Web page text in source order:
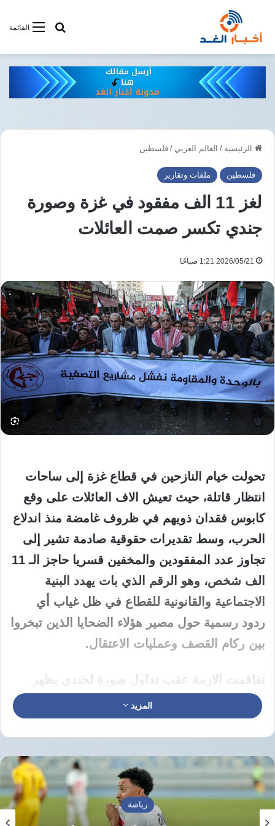
القائمةأبحت فى
الرئيسية / العالم العربي / فلسطين
فلسطين ملفات وتقارير
لغز 11 الف مفقود في غزة وصورة
جندي تكسر صمت العائلات
2026/05/21 1:21 صباحًا
تحولت خيام النازحين في قطاع غزة إلى ساحات
انتظار قاتلة، حيث تعيش الاف العائلات على وقع
كابوس فقدان ذويهم في ظروف غامضة منذ اندلاع
الحرب، وسط تقديرات حقوقية صادمة تشير إلى
تجاوز عدد المفقودين والمخفين قسريا حاجز الـ 11
الف شخص، وهو الرقم الذي بات يهدد البنية
الاجتماعية والقانونية للقطاع في ظل غياب أي
ردود رسمية حول مصير هؤلاء الضحايا الذين تبخروا
بين ركام القصف وعمليات الاعتقال.
تفاقمت الازمة عقب تداول صورة لجندي يظهر
فيها فلسطينية وابنتها معصوبتي الاعين داخل آلية
عسكرية، وهي الصورة التي فتحت جروح عائلة
كانون الاول عام 2023. وتؤكد العائلة ان الاب
استشهد برصاص القوات المقتحمة بينما اقتيد الابن
للاعتقال، لتبقى الام وابنتها في عداد المفقودين،
المزيد
رياضة